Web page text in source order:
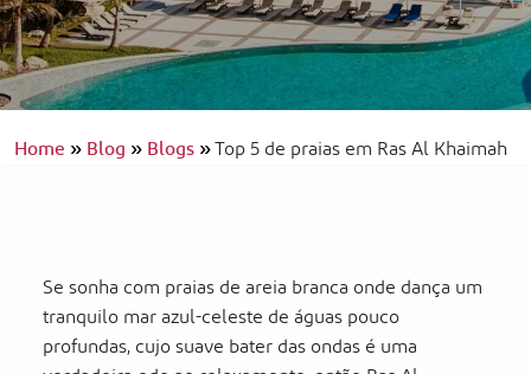
Home»Blog»Blogs»Top 5 de praias em Ras Al Khaimah
Se sonha com praias de areia branca onde dança um
tranquilo mar azul-celeste de águas pouco
profundas, cujo suave bater das ondas é uma